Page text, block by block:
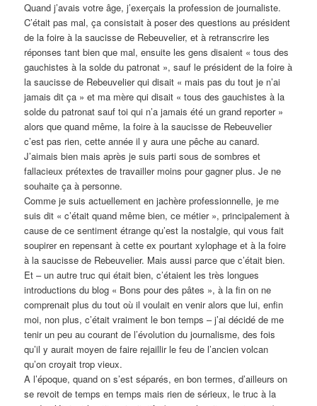
Quand j’avais votre âge, j’exerçais la profession de journaliste.
C’était pas mal, ça consistait à poser des questions au président
de la foire à la saucisse de Rebeuvelier, et à retranscrire les
réponses tant bien que mal, ensuite les gens disaient « tous des
gauchistes à la solde du patronat », sauf le président de la foire à
la saucisse de Rebeuvelier qui disait « mais pas du tout je n’ai
jamais dit ça » et ma mère qui disait « tous des gauchistes à la
solde du patronat sauf toi qui n’a jamais été un grand reporter »
alors que quand même, la foire à la saucisse de Rebeuvelier
c’est pas rien, cette année il y aura une pêche au canard.
J’aimais bien mais après je suis parti sous de sombres et
fallacieux prétextes de travailler moins pour gagner plus. Je ne
souhaite ça à personne.
Comme je suis actuellement en jachère professionnelle, je me
suis dit « c’était quand même bien, ce métier », principalement à
cause de ce sentiment étrange qu’est la nostalgie, qui vous fait
soupirer en repensant à cette ex pourtant xylophage et à la foire
à la saucisse de Rebeuvelier. Mais aussi parce que c’était bien.
Et – un autre truc qui était bien, c’étaient les très longues
introductions du blog « Bons pour des pâtes », à la fin on ne
comprenait plus du tout où il voulait en venir alors que lui, enfin
moi, non plus, c’était vraiment le bon temps – j’ai décidé de me
tenir un peu au courant de l’évolution du journalisme, des fois
qu’il y aurait moyen de faire rejaillir le feu de l’ancien volcan
qu’on croyait trop vieux.
A l’époque, quand on s’est séparés, en bon termes, d’ailleurs on
se revoit de temps en temps mais rien de sérieux, le truc à la